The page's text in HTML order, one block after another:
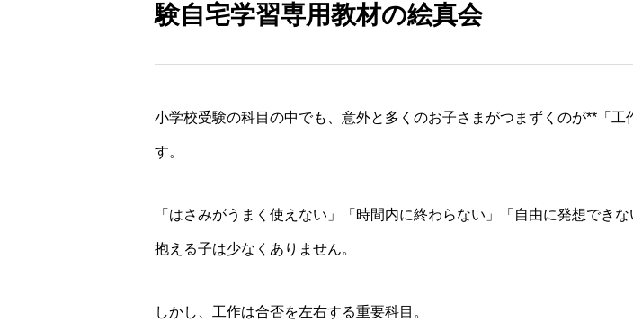
験自宅学習専用教材の絵真会
小学校受験の科目の中でも、意外と多くのお子さまがつまずくのが**「工
す。
「はさみがうまく使えない」「時間内に終わらない」「自由に発想でき
抱える子は少なくありません。
しかし、工作は合否を左右する重要科目。